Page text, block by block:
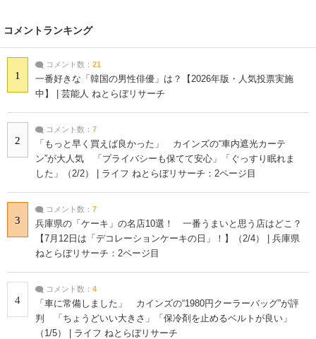
コメントランキング
1
コメント数： 21
一番好きな「韓国の男性俳優」は？【2026年版・人気投票実施
中】 | 芸能人 ねとらぼリサーチ
2
コメント数： 7
「もっと早く買えば良かった」 カインズの“車内遮光カーテ
ン”が大人気 「プライバシーも保てて安心」「ぐっすり眠れま
した」（2/2） | ライフ ねとらぼリサーチ：2ページ目
3
コメント数： 7
兵庫県の「ケーキ」の名店10選！ 一番うまいと思う店はどこ？
【7月12日は「デコレーションケーキの日」！】（2/4） | 兵庫県
ねとらぼリサーチ：2ページ目
4
コメント数： 4
「車に常備しました」 カインズの“1980円クーラーバッグ”が評
判 「ちょうどいい大きさ」「保冷剤を止めるベルトが良い」
（1/5） | ライフ ねとらぼリサーチ